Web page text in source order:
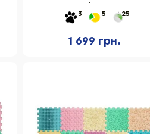
3 5 25
1 699 грн.